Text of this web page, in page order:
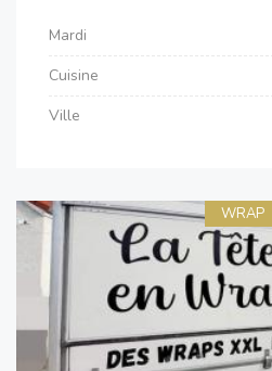
Mardi
Cuisine
Ville
WRAP